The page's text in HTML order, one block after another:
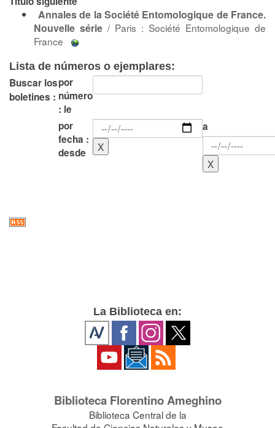
Annales de la Société Entomologique de France.
Nouvelle série / Paris : Société Entomologique de
France
Lista de números o ejemplares:
Buscar los
boletines :
por
número
: le
por
fecha :
desde
a
La Biblioteca en:
Biblioteca Florentino Ameghino
Biblioteca Central de la